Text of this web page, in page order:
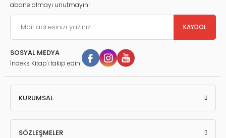
abone olmayı unutmayın!
KAYDOL
SOSYAL MEDYA
İndeks Kitap'ı takip edin!
KURUMSAL
SÖZLEŞMELER